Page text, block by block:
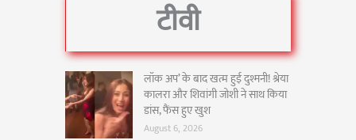
टीवी
लॉक अप’ के बाद खत्म हुई दुश्मनी! श्रेया
कालरा और शिवांगी जोशी ने साथ किया
डांस, फैंस हुए खुश
August 6, 2026